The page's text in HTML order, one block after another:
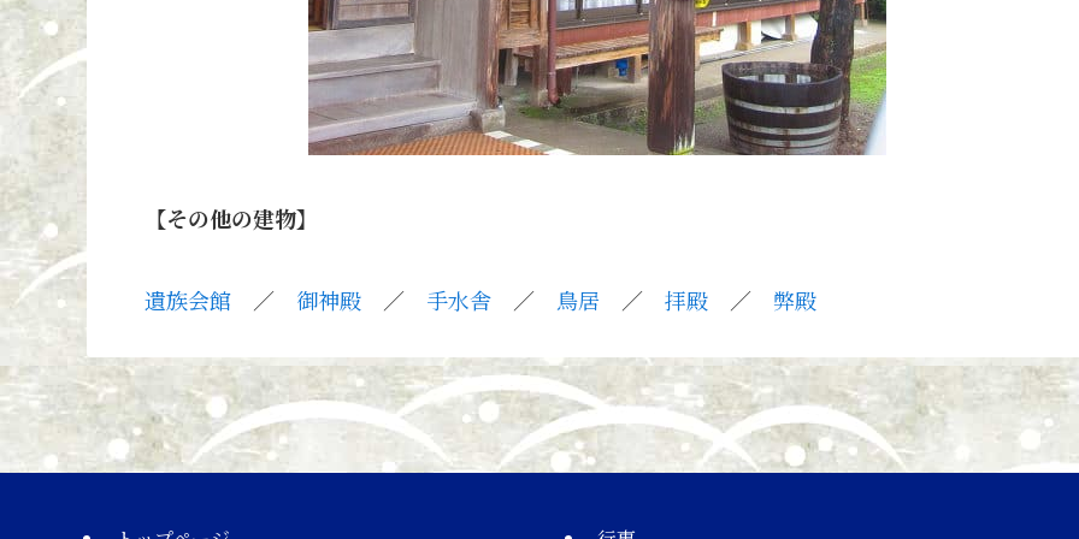
【その他の建物】
遺族会館 ／ 御神殿 ／ 手水舎 ／ 鳥居 ／ 拝殿 ／ 弊殿